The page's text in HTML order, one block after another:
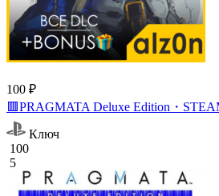
100 ₽
🟥PRAGMATA Deluxe Edition・
Ключ
100
5